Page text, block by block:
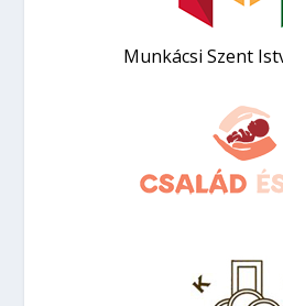
Munkácsi Szent